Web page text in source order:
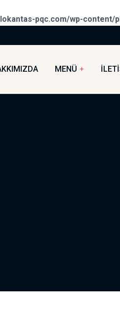
pqc.com/wp-content/
MENÜ